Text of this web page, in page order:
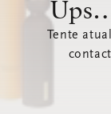
Tente